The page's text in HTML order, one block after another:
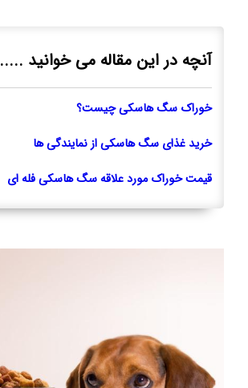
آنچه در این مقاله می خوانید .....
خوراک سگ هاسکی چیست؟
خرید غذای سگ هاسکی از نمایندگی ها
قیمت خوراک مورد علاقه سگ هاسکی فله ای